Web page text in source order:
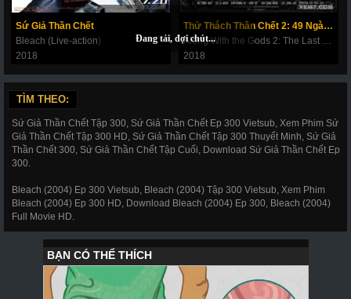
276 277 278 279 280 281 282
283 284 285 286 287 288 289
290
297 298 299 300 301 302 303
304 305 306 307 308 309 310
322 323 324 325 326 327 328
329 330 331 332 333 334 335
336 337 338 339 340 341 343
344 345 347 348
Sứ Giả Thần Chết
Bleach (Live-action)
2018
Thử Thách Thần Chết 2: 49 Ngày Cuối Cùng
2018
TÌM THEO:
Sứ Giả Thần Chết Tập 300, Sứ Giả Thần Chết Ep 300 Vietsub, Xem Phim Sứ
Giả Thần Chết Tập 300 HD, Sứ Giả Thần Chết Tập 300 Thuyết Minh, Sứ Giả
Thần Chết 300, Sứ Giả Thần Chết Tập Cuối, Download Sứ Giả Thần Chết Ep
300.
Bleach (2004) Ep 300 Vietsub, Bleach (2004) Tập 300 Vietsub, Xem Phim
Bleach (2004) Ep 300 HD, Download Bleach (2004) Ep 300, Bleach (2004)
Full Movie HD.